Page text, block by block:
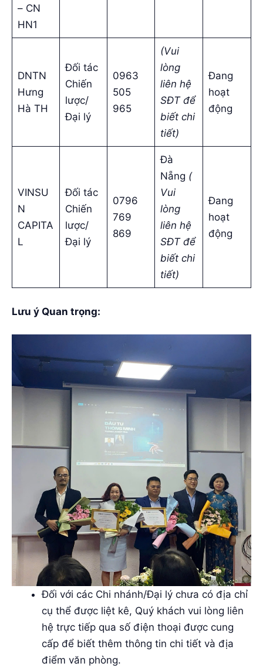
– CN
HN1
DNTN
Hưng
Hà TH
Đối tác
Chiến
lược/
Đại lý
0963
505
965
(Vui
lòng
liên hệ
SĐT để
biết chi
tiết)
Đang
hoạt
động
VINSU
N
CAPITA
L
Đối tác
Chiến
lược/
Đại lý
0796
769
869
Đà
Nẵng (
Vui
lòng
liên hệ
SĐT để
biết chi
tiết)
Đang
hoạt
động
Lưu ý Quan trọng:
Đối với các Chi nhánh/Đại lý chưa có địa chỉ
cụ thể được liệt kê, Quý khách vui lòng liên
hệ trực tiếp qua số điện thoại được cung
cấp để biết thêm thông tin chi tiết và địa
điểm văn phòng.